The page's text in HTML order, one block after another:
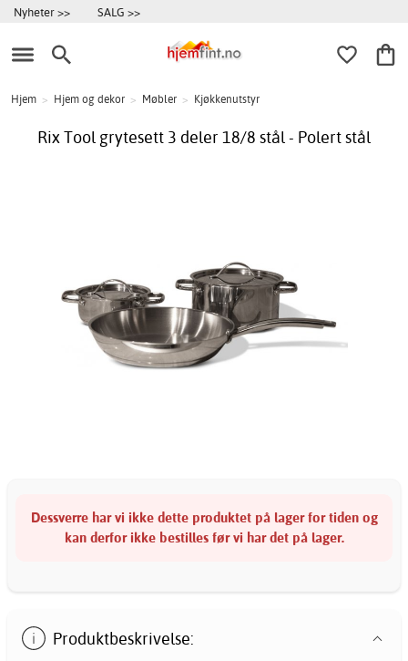
Nyheter >> SALG >>
Hjem > Hjem og dekor > Møbler > Kjøkkenutstyr
Rix Tool grytesett 3 deler 18/8 stål - Polert stål
Dessverre har vi ikke dette produktet på lager for tiden og
kan derfor ikke bestilles før vi har det på lager.
Produktbeskrivelse: